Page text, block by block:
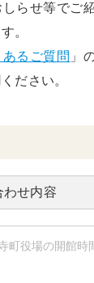
らせ等でご
。
あるご質問 」
ださい。
わせ内容